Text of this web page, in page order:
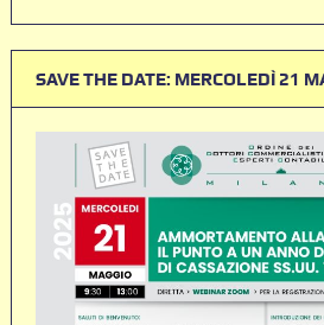
SAVE THE DATE: MERCOLEDÌ 21